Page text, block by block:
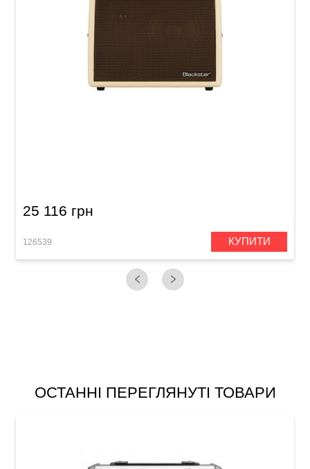
25 116 грн
126539 КУПИТИ
ОСТАННІ ПЕРЕГЛЯНУТІ ТОВАРИ